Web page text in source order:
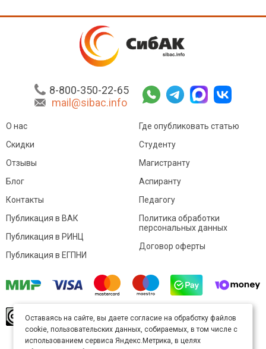
8-800-350-22-65
mail@sibac.info
О нас
Скидки
Отзывы
Блог
Контакты
Где опубликовать статью
Студенту
Магистранту
Аспиранту
Педагогу
Публикация в ВАК
Публикация в РИНЦ
Публикация в ЕГПНИ
Политика обработки
персональных данных
Договор оферты
произведение доступно полицензии Creative
Commons «Attribution» («Атрибуция») 4.0
Непортированная.
Оставаясь на сайте, вы даете согласие на обработку файлов
cookie, пользовательских данных, собираемых, в том числе с
использованием сервиса Яндекс.Метрика, в целях